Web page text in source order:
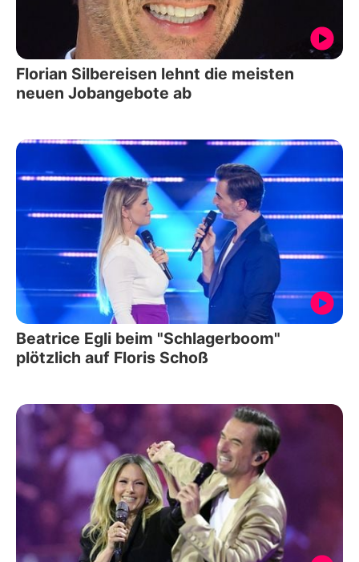
Florian Silbereisen lehnt die meisten
neuen Jobangebote ab
Beatrice Egli beim "Schlagerboom"
plötzlich auf Floris Schoß